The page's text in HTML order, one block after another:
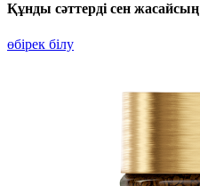
Құнды сәттерді сен жасайсың
өбірек білу